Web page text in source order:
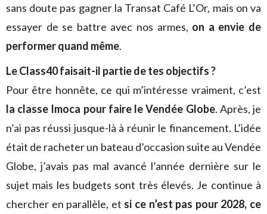
sans doute pas gagner la Transat Café L’Or, mais on va
essayer de se battre avec nos armes, on a envie de
performer quand même.
Le Class40 faisait-il partie de tes objectifs ?
Pour être honnête, ce qui m’intéresse vraiment, c’est
la classe Imoca pour faire le Vendée Globe. Après, je
n’ai pas réussi jusque-là à réunir le financement. L’idée
était de racheter un bateau d’occasion suite au Vendée
Globe, j’avais pas mal avancé l’année dernière sur le
sujet mais les budgets sont très élevés. Je continue à
chercher en parallèle, et si ce n’est pas pour 2028, ce